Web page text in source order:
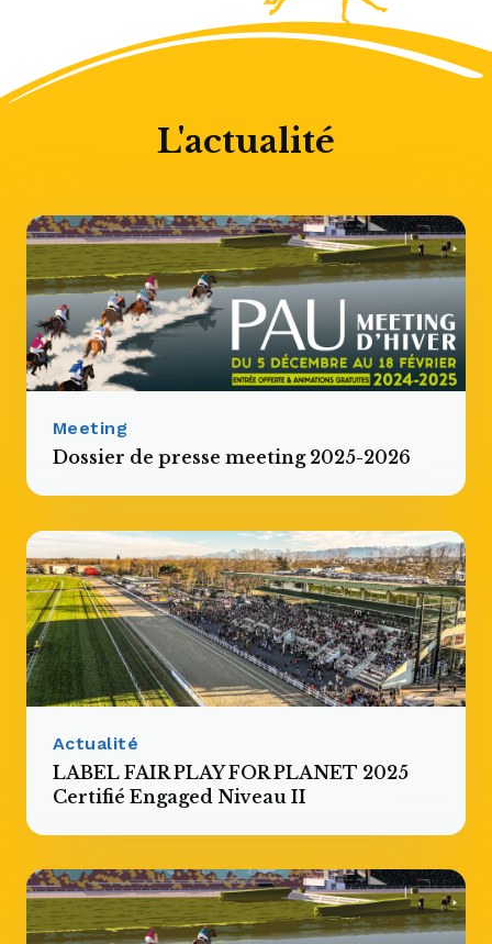
L'actualité
Meeting
Dossier de presse meeting 2025-2026
Actualité
LABEL FAIR PLAY FOR PLANET 2025
Certifié Engaged Niveau II